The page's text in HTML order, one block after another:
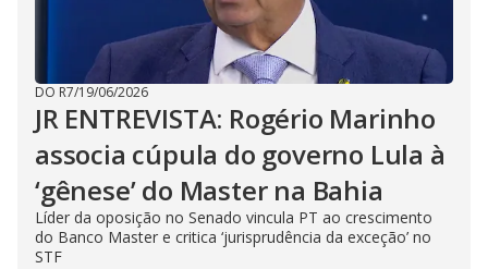
DO R7/19/06/2026
JR ENTREVISTA: Rogério Marinho
associa cúpula do governo Lula à
‘gênese’ do Master na Bahia
Líder da oposição no Senado vincula PT ao crescimento
do Banco Master e critica ‘jurisprudência da exceção’ no
STF